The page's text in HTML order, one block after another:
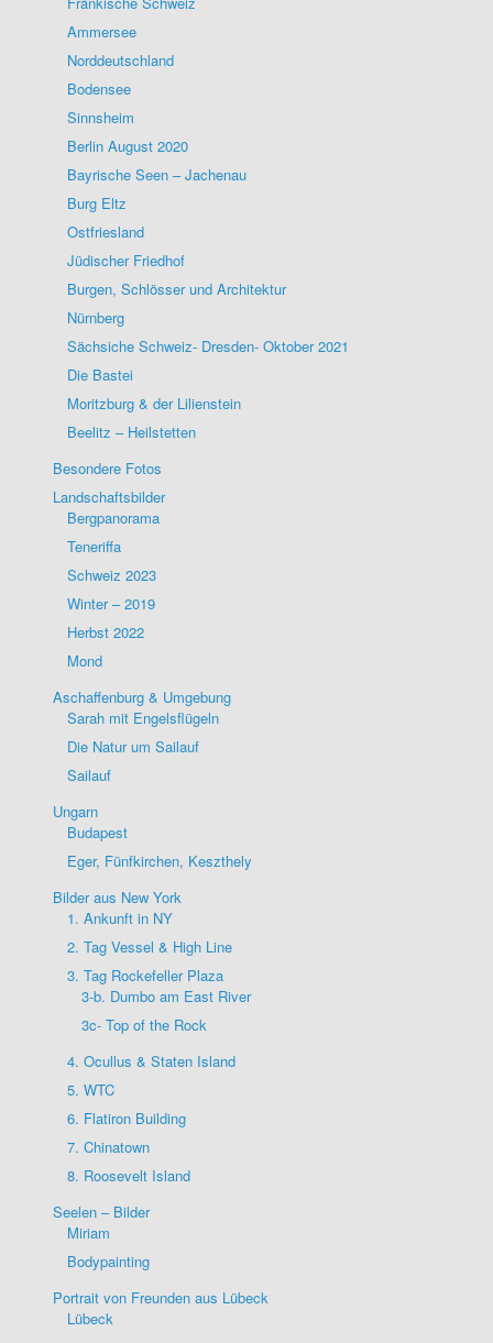
Ammersee
Norddeutschland
Bodensee
Sinnsheim
Berlin August 2020
Bayrische Seen – Jachenau
Burg Eltz
Ostfriesland
Jüdischer Friedhof
Burgen, Schlösser und Architektur
Nürnberg
Sächsiche Schweiz- Dresden- Oktober 2021
Die Bastei
Moritzburg & der Lilienstein
Beelitz – Heilstetten
Besondere Fotos
Landschaftsbilder
Bergpanorama
Teneriffa
Schweiz 2023
Winter – 2019
Herbst 2022
Mond
Aschaffenburg & Umgebung
Sarah mit Engelsflügeln
Die Natur um Sailauf
Sailauf
Ungarn
Budapest
Eger, Fünfkirchen, Keszthely
Bilder aus New York
1. Ankunft in NY
2. Tag Vessel & High Line
3. Tag Rockefeller Plaza
3-b. Dumbo am East River
3c- Top of the Rock
4. Ocullus & Staten Island
5. WTC
6. Flatiron Building
7. Chinatown
8. Roosevelt Island
Seelen – Bilder
Miriam
Bodypainting
Portrait von Freunden aus Lübeck
Lübeck